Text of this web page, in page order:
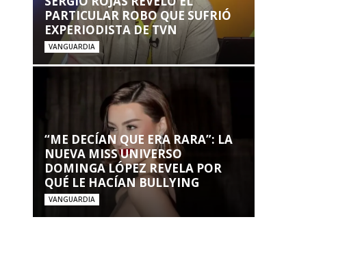
PARTICULAR ROBO QUE SUFRIÓ
EXPERIODISTA DE TVN
VANGUARDIA
“ME DECÍAN QUE ERA RARA”: LA
NUEVA MISS UNIVERSO
DOMINGA LÓPEZ REVELA POR
QUÉ LE HACÍAN BULLYING
VANGUARDIA